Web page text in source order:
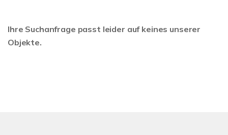
Ihre Suchanfrage passt leider auf keines unserer
Objekte.